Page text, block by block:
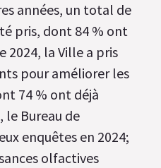
années, un total de
pris, dont 84 % ont
2024, la Ville a pris
pour améliorer les
74 % ont déjà
le Bureau de
enquêtes en 2024;
olfactives